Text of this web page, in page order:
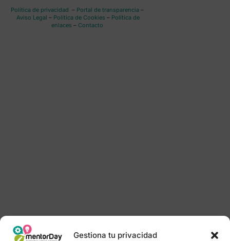
Gestiona tu privacidad
Política de privacidad – Portal de transparencia–
Aviso Legal – Política de Cookies – Política de
enlaces – Contacto